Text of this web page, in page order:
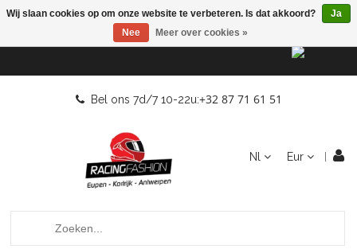
Bel ons 7d/7 10-22u:+32 87 71 61 51
Nl Eur
Wij slaan cookies op om onze website te verbeteren. Is dat akkoord?
Ja
Nee
Meer over cookies »